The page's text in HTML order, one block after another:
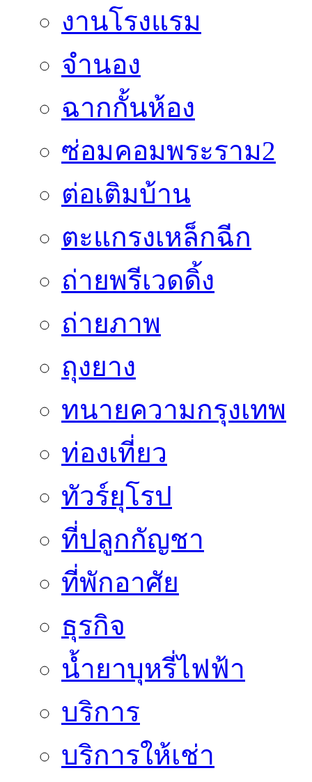
งานโรงแรม
จำนอง
ฉากกั้นห้อง
ซ่อมคอมพระราม2
ต่อเติมบ้าน
ตะแกรงเหล็กฉีก
ถ่ายพรีเวดดิ้ง
ถ่ายภาพ
ถุงยาง
ทนายความกรุงเทพ
ท่องเที่ยว
ทัวร์ยุโรป
ที่ปลูกกัญชา
ที่พักอาศัย
ธุรกิจ
น้ำยาบุหรี่ไฟฟ้า
บริการ
บริการให้เช่า